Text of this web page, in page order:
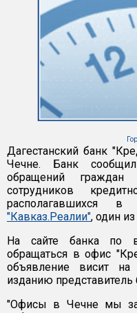
Дагестанский банк
Чечне. Банк
обращений
сотрудников
располагавшихся
"Кавказ.Реалии", один
На сайте банка по
обращаться в офис
объявление висит
изданию представитель
"Офисы в Чечне мы